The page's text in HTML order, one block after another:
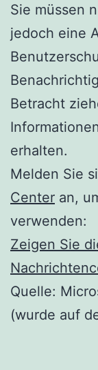
Sie müssen
jedoch eine
Betracht
erhalten.
Melden Sie
Center an,
verwenden:
Zeigen Sie
Quelle:
(wurde auf